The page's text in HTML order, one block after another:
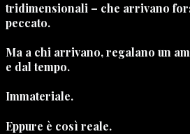
tridimensionali – che arrivano
peccato.
Ma a chi arrivano, regalano un
e dal tempo.
Immateriale.
Eppure è così reale.